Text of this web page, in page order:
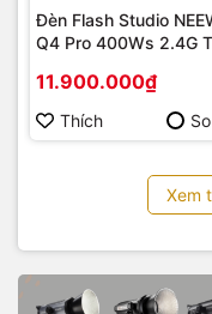
Đèn Flash Studio
Q4 Pro 400Ws 2.4G
11.900.000₫
Thích
Xem